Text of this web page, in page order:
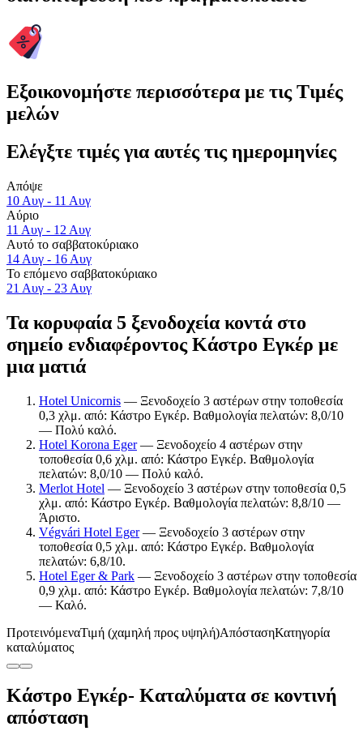
Εξοικονομήστε περισσότερα με τις Τιμές
μελών
Ελέγξτε τιμές για αυτές τις ημερομηνίες
Απόψε
10 Αυγ - 11 Αυγ
Αύριο
11 Αυγ - 12 Αυγ
Αυτό το σαββατοκύριακο
14 Αυγ - 16 Αυγ
Το επόμενο σαββατοκύριακο
21 Αυγ - 23 Αυγ
Τα κορυφαία 5 ξενοδοχεία κοντά στο
σημείο ενδιαφέροντος Κάστρο Εγκέρ με
μια ματιά
Hotel Unicornis — Ξενοδοχείο 3 αστέρων στην τοποθεσία
0,3 χλμ. από: Κάστρο Εγκέρ. Βαθμολογία πελατών: 8,0/10
— Πολύ καλό.
Hotel Korona Eger— Ξενοδοχείο 4 αστέρων στην
τοποθεσία 0,6 χλμ. από: Κάστρο Εγκέρ. Βαθμολογία
πελατών: 8,0/10 — Πολύ καλό.
Merlot Hotel — Ξενοδοχείο 3 αστέρων στην τοποθεσία 0,5
χλμ. από: Κάστρο Εγκέρ. Βαθμολογία πελατών: 8,8/10 —
Άριστο.
Végvári Hotel Eger— Ξενοδοχείο 3 αστέρων στην
τοποθεσία 0,5 χλμ. από: Κάστρο Εγκέρ. Βαθμολογία
πελατών: 6,8/10.
Hotel Eger & Park — Ξενοδοχείο 3 αστέρων στην τοποθεσία
0,9 χλμ. από: Κάστρο Εγκέρ. Βαθμολογία πελατών: 7,8/10
— Καλό.
ΠροτεινόμεναΤιμή (χαμηλή προς υψηλή)ΑπόστασηΚατηγορία
καταλύματος
Κάστρο Εγκέρ- Καταλύματα σε κοντινή
απόσταση